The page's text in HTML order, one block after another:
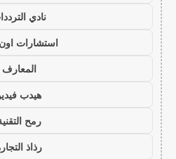
نادي
استشارات
المعارف
هيدب
رمح
رذاذ